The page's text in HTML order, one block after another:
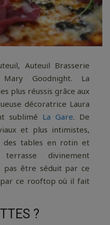
Auteuil Brasserie
Goodnight. La
plus réussis grâce aux
décoratrice Laura
sublimé La Gare. De
et plus intimistes,
des tables en rotin et
divinement
pas être séduit par ce
ce rooftop où il fait
?